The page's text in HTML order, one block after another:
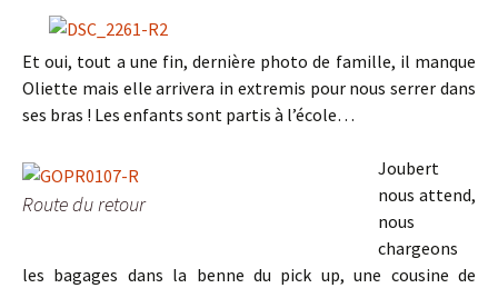
Et oui, tout a une fin, dernière photo de famille, il manque
Oliette mais elle arrivera in extremis pour nous serrer dans
ses bras ! Les enfants sont partis à l’école…
Route du retour
Joubert
nous attend,
nous
chargeons
les bagages dans la benne du pick up, une cousine de